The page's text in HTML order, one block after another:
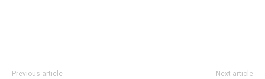
Previous article Next article